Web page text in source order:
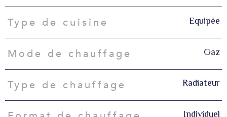
Type de cuisine Equipée
Mode de chauffage Gaz
Type de chauffage Radiateur
Individuel